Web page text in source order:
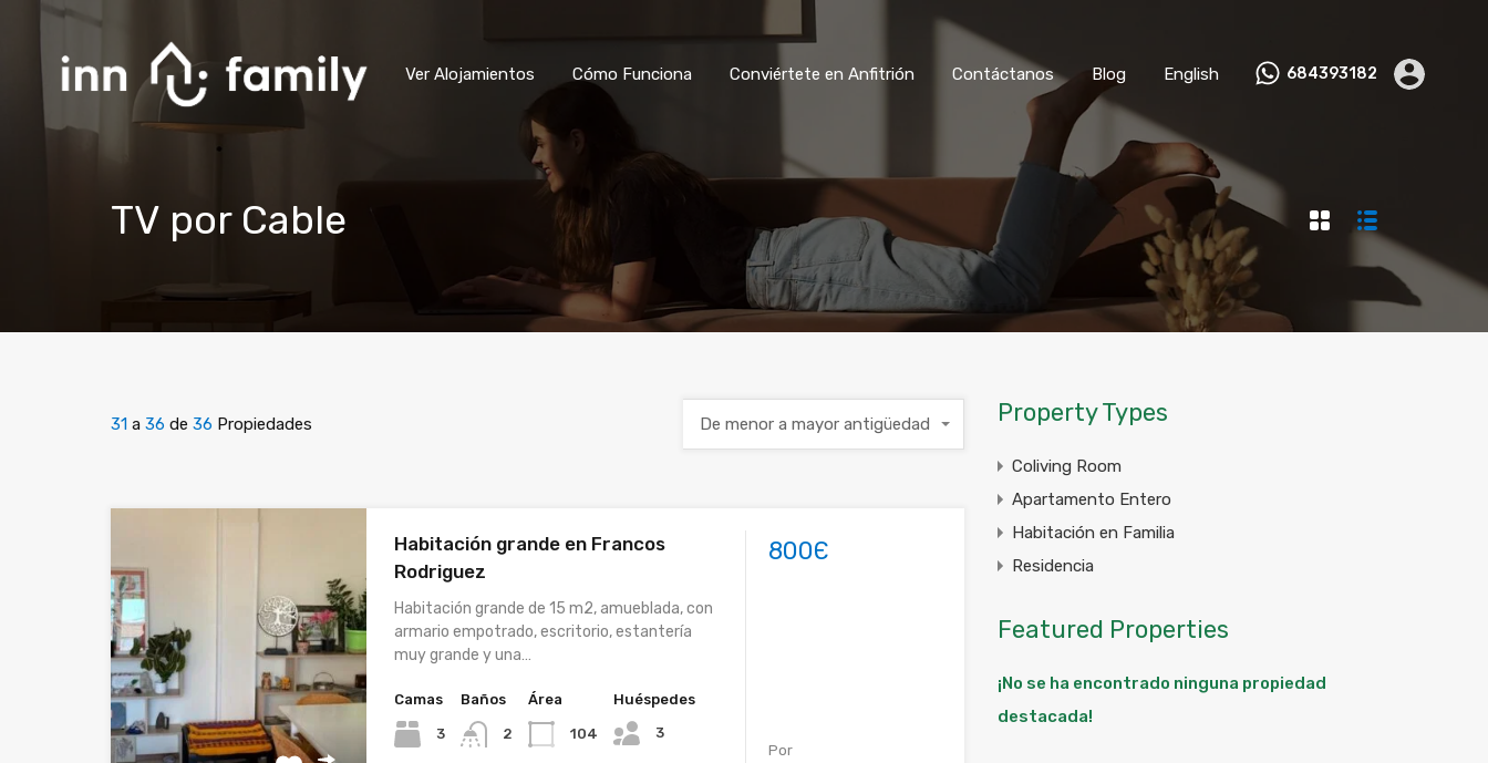
Cómo Funciona Conviértete en Anfitrión
Ver Alojamientos
Cómo Funciona Conviértete en Anfitrión Contáctanos Blog English 684393182
TV por Cable
31 a 36 de 36 Propiedades De menor a mayor antigüedad
Habitación grande en Francos
Rodriguez
Habitación grande de 15 m2, amueblada, con
armario empotrado, escritorio, estantería
muy grande y una…
Camas
3
Baños
2
Área
104
Huéspedes
3
800Є
Por
Property Types
Coliving Room
Apartamento Entero
Habitación en Familia
Residencia
Featured Properties
¡No se ha encontrado ninguna propiedad
destacada!